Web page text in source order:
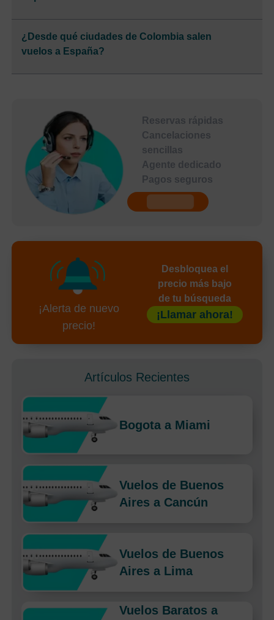
¿Desde qué ciudades de Colombia salen
vuelos a España?
Reservas rápidas
Cancelaciones
sencillas
Agente dedicado
Pagos seguros
¡Alerta de nuevo
precio!
Desbloquea el
precio más bajo
de tu búsqueda
¡Llamar ahora!
Artículos Recientes
Bogota a Miami
Vuelos de Buenos
Aires a Cancún
Vuelos de Buenos
Aires a Lima
Vuelos Baratos a